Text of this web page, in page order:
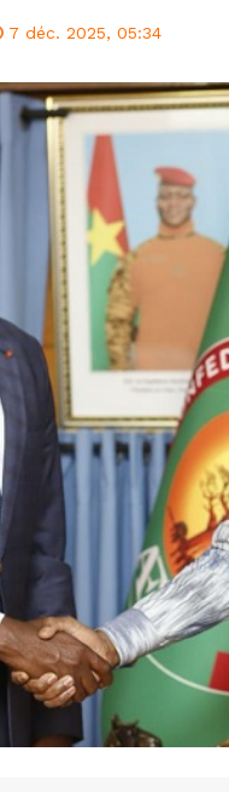
Classement FIFA:
7 déc. 2025, 05:34